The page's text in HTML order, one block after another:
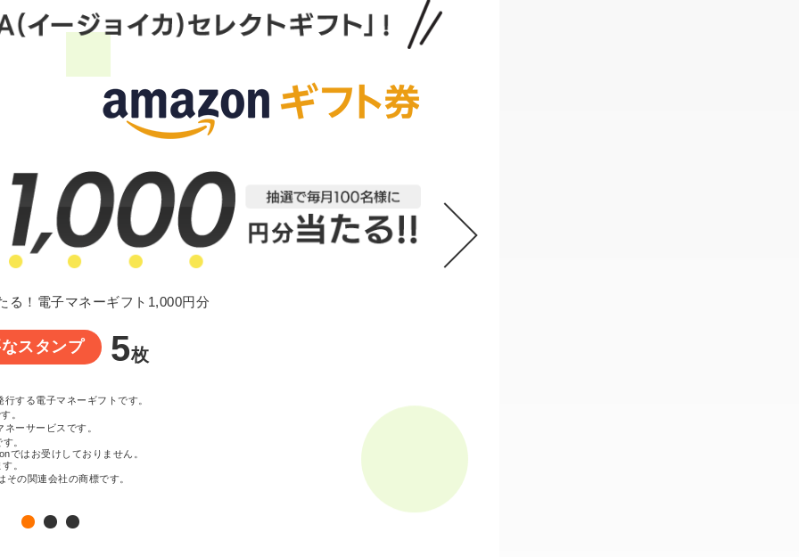
る！電子マネーギフト1,000円分
スタンプ 5枚
する電子マネーギフトです。
。
ーサービスです。
。
ではお受けしておりません。
。
の関連会社の商標です。